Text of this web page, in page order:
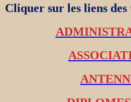
Cliquer sur les liens des